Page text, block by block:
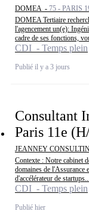
DOMEA - 75 - PARIS
DOMEA Tertiaire
l'agencement un(e):
cadre de ses fonctions,
CDI - Temps plein
Publié il y a 3 jours
Consultant
Paris 11e
JEANNEY
Contexte : Notre cabinet
domaines de l'Assurance
d'accélérateur de startups...
CDI - Temps plein
Publié hier